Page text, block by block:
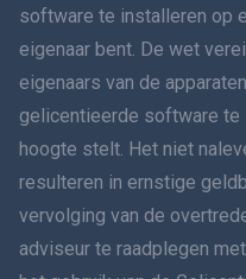
Dansk
हिंदी
עברית
Română
software te installeren op
eigenaar bent. De wet
eigenaars van de
gelicentieerde software te
hoogte stelt. Het niet
resulteren in ernstige
vervolging van de
adviseur te raadplegen